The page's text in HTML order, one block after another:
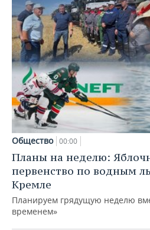
Общество 00:00
Планы на неделю:
первенство по водным
Кремле
Планируем грядущую неделю
временем»